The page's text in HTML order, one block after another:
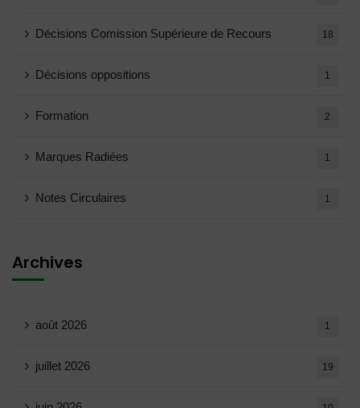
Décisions Comission Supérieure de Recours 18
Décisions oppositions 1
Formation 2
Marques Radiées 1
Notes Circulaires 1
Archives
août 2026 1
juillet 2026 19